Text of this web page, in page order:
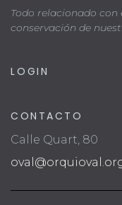
Todo relacionado
conservación de
LOGIN
CONTACTO
Calle Quart, 80